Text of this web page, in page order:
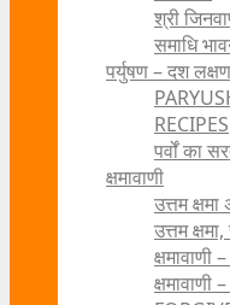
श्री
समाधि
पर्युषण – दश
RECIPES
पर्वों का
क्षमावाणी
उत्तम क्षमा
उत्तम
क्षमावाणी
क्षमावाणी